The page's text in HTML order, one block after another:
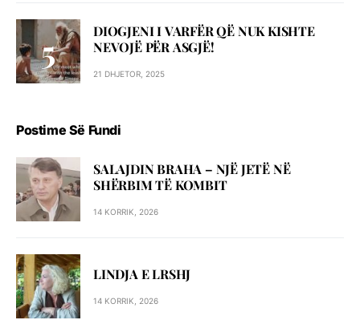
DIOGJENI I VARFËR QË NUK KISHTE
NEVOJË PËR ASGJË!
21 DHJETOR, 2025
Postime Së Fundi
SALAJDIN BRAHA – NJЁ JETЁ NЁ
SHЁRBIM TЁ KOMBIT
14 KORRIK, 2026
LINDJA E LRSHJ
14 KORRIK, 2026